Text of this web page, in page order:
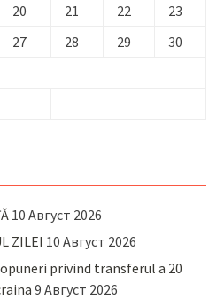
20 21 22
23
27 28 29
30
10 Август 2026
ZILEI 10 Август 2026
privind transferul a 20
9 Август 2026